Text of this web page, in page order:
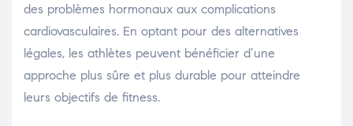
des problèmes hormonaux aux complications
cardiovasculaires. En optant pour des alternatives
légales, les athlètes peuvent bénéficier d’une
approche plus sûre et plus durable pour atteindre
leurs objectifs de fitness.